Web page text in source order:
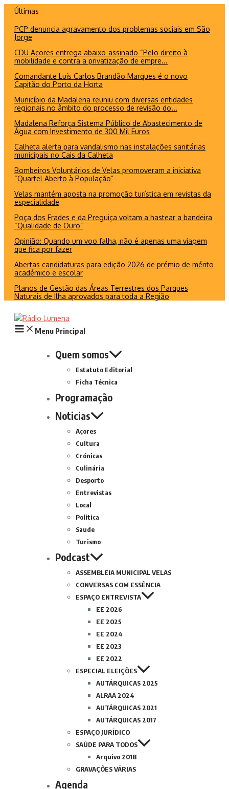
conteúdo
Últimas
PCP denuncia agravamento dos problemas sociais em São
Jorge
CDU Açores entrega abaixo-assinado “Pelo direito à
mobilidade e contra a privatização de empre...
Comandante Luís Carlos Brandão Marques é o novo
Capitão do Porto da Horta
Município da Madalena reuniu com diversas entidades
regionais no âmbito do processo de revisão do...
Madalena Reforça Sistema Público de Abastecimento de
Água com Investimento de 300 Mil Euros
Calheta alerta para vandalismo nas instalações sanitárias
municipais no Cais da Calheta
Bombeiros Voluntários de Velas promoveram a iniciativa
“Quartel Aberto à População”
Velas mantém aposta na promoção turística em revistas da
especialidade
Poça dos Frades e da Preguiça voltam a hastear a bandeira
“Qualidade de Ouro”
Opinião: Quando um voo falha, não é apenas uma viagem
que fica por fazer
Abertas candidaturas para edição 2026 de prémio de mérito
académico e escolar
Planos de Gestão das Áreas Terrestres dos Parques
Naturais de Ilha aprovados para toda a Região
Menu Principal
Quem somos
Estatuto Editorial
Ficha Técnica
Programação
Noticias
Açores
Cultura
Crónicas
Culinária
Desporto
Entrevistas
Local
Politica
Saude
Turismo
Podcast
ASSEMBLEIA MUNICIPAL VELAS
CONVERSAS COM ESSÊNCIA
ESPAÇO ENTREVISTA
EE 2026
EE 2025
EE 2024
EE 2023
EE 2022
ESPECIAL ELEIÇÕES
AUTÁRQUICAS 2025
ALRAA 2024
AUTÁRQUICAS 2021
AUTÁRQUICAS 2017
ESPAÇO JURÍDICO
SAÚDE PARA TODOS
Arquivo 2018
GRAVAÇÕES VÁRIAS
Agenda